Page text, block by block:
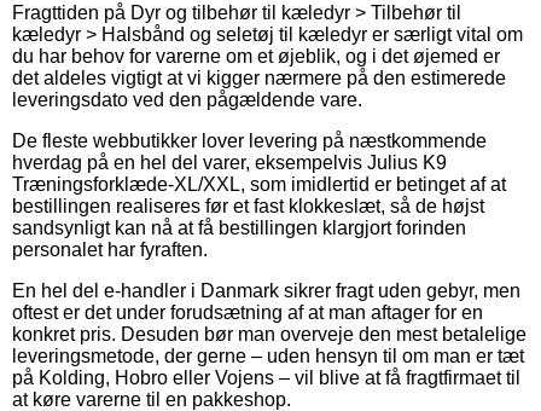
Fragttiden på Dyr og tilbehør til kæledyr > Tilbehør til
kæledyr > Halsbånd og seletøj til kæledyr er særligt vital om
du har behov for varerne om et øjeblik, og i det øjemed er
det aldeles vigtigt at vi kigger nærmere på den estimerede
leveringsdato ved den pågældende vare.
De fleste webbutikker lover levering på næstkommende
hverdag på en hel del varer, eksempelvis Julius K9
Træningsforklæde-XL/XXL, som imidlertid er betinget af at
bestillingen realiseres før et fast klokkeslæt, så de højst
sandsynligt kan nå at få bestillingen klargjort forinden
personalet har fyraften.
En hel del e-handler i Danmark sikrer fragt uden gebyr, men
oftest er det under forudsætning af at man aftager for en
konkret pris. Desuden bør man overveje den mest betalelige
leveringsmetode, der gerne – uden hensyn til om man er tæt
på Kolding, Hobro eller Vojens – vil blive at få fragtfirmaet til
at køre varerne til en pakkeshop.